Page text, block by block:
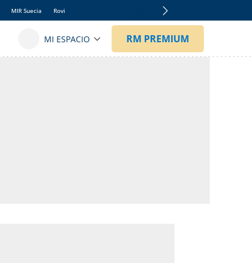
MIR Suecia Rovi